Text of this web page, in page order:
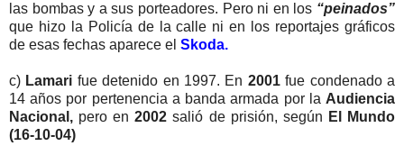
las bombas y a sus porteadores. Pero ni en los “peinados”
que hizo la Policía de la calle ni en los reportajes gráficos
de esas fechas aparece el Skoda.
c) Lamari fue detenido en 1997. En 2001fue condenado a
14 años por pertenencia a banda armada por la Audiencia
Nacional, pero en2002salió de prisión, según El Mundo
(16-10-04)